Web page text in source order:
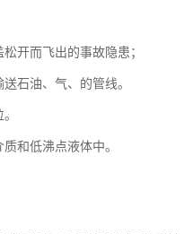
开而飞出的事故隐患；
石油、气、的管线。
和低沸点液体中。